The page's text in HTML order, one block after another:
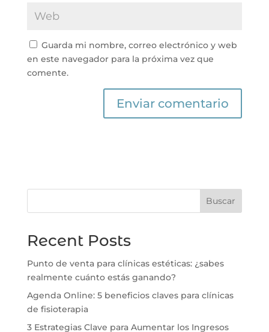
Guarda mi nombre, correo electrónico y web
en este navegador para la próxima vez que
comente.
Buscar
Recent Posts
Punto de venta para clínicas estéticas: ¿sabes
realmente cuánto estás ganando?
Agenda Online: 5 beneficios claves para clínicas
de fisioterapia
3 Estrategias Clave para Aumentar los Ingresos